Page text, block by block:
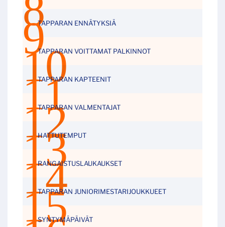
TAPPARAN ENNÄTYKSIÄ
TAPPARAN VOITTAMAT PALKINNOT
TAPPARAN KAPTEENIT
TAPPARAN VALMENTAJAT
HATTUTEMPUT
RANGAISTUSLAUKAUKSET
TAPPARAN JUNIORIMESTARIJOUKKUEET
SYNTYMÄPÄIVÄT